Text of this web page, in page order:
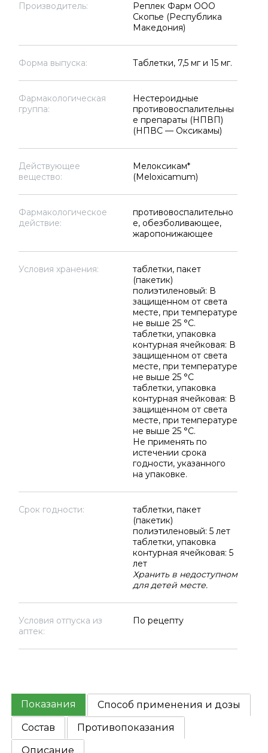
Производитель:
Реплек Фарм ООО
Скопье (Республика
Македония)
Форма выпуска: Таблетки, 7,5 мг и 15 мг.
Фармакологическая
группа:
Нестероидные
противовоспалительны
е препараты (НПВП)
(НПВС — Оксикамы)
Действующее
вещество:
Мелоксикам*
(Meloxicamum)
Фармакологическое
действие:
противовоспалительно
е, обезболивающее,
жаропонижающее
Условия хранения:
таблетки, пакет
(пакетик)
полиэтиленовый: В
защищенном от света
месте, при температуре
не выше 25 °C.
таблетки, упаковка
контурная ячейковая: В
защищенном от света
месте, при температуре
не выше 25 °C
таблетки, упаковка
контурная ячейковая: В
защищенном от света
месте, при температуре
не выше 25 °C.
Не применять по
истечении срока
годности, указанного
на упаковке.
Срок годности:
таблетки, пакет
(пакетик)
полиэтиленовый: 5 лет
таблетки, упаковка
контурная ячейковая: 5
лет
Хранить в недоступном
для детей месте.
Условия отпуска из
аптек:
По рецепту
Показания
Способ применения и дозы
Состав
Противопоказания
Описание